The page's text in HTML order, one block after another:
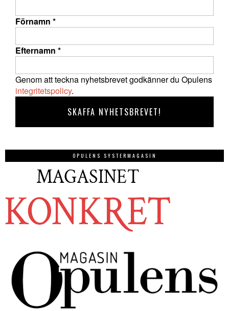
Förnamn *
Efternamn *
Genom att teckna nyhetsbrevet godkänner du Opulens
integritetspolicy.
OPULENS SYSTERMAGASIN